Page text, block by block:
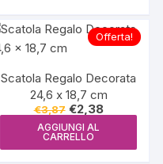
Offerta!
Scatola Regalo Decorata
24,6 x 18,7 cm
€3,87 Il
prezzo
originale
era:
€2,38Il
prezzo
AGGIUNGI AL
CARRELLO